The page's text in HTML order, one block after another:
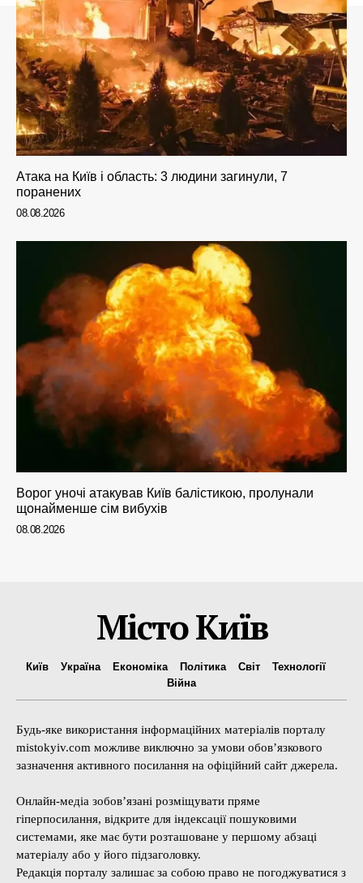
Атака на Київ і область: 3 людини загинули, 7
поранених
08.08.2026
Ворог уночі атакував Київ балістикою, пролунали
щонайменше сім вибухів
08.08.2026
Місто Київ
Київ Україна Економіка Політика Світ
Технології
Війна
Будь-яке використання інформаційних матеріалів порталу
mistokyiv.com можливе виключно за умови обов’язкового
зазначення активного посилання на офіційний сайт джерела.
Онлайн-медіа зобов’язані розміщувати пряме
гіперпосилання, відкрите для індексації пошуковими
системами, яке має бути розташоване у першому абзаці
матеріалу або у його підзаголовку.
Редакція порталу залишає за собою право не погоджуватися з